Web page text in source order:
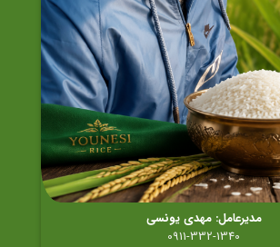
مدیرعامل: مهدی یونسی
0911-332-1340